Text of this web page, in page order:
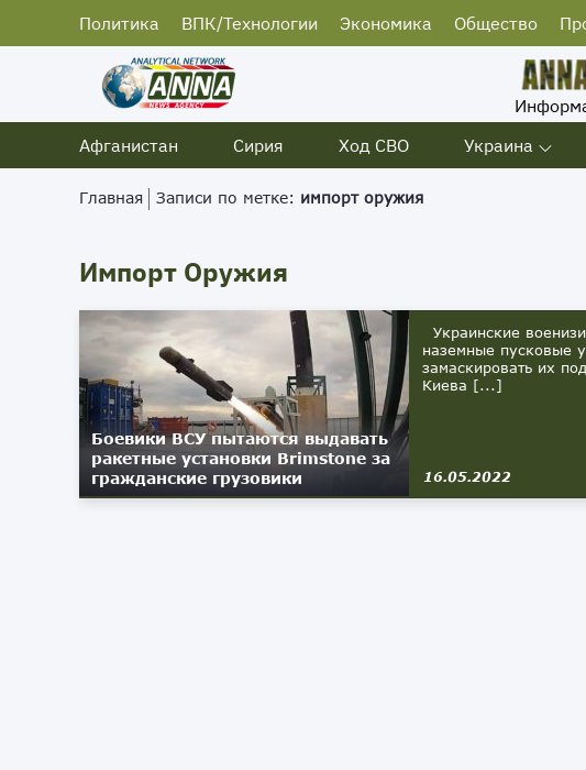
Политика ВПК/Технологии Экономика Общество
Афганистан
Сирия Ход СВО Украина
Главная Записи по метке: импорт оружия
Импорт Оружия
Боевики ВСУ пытаются выдавать
ракетные установки Brimstone за
гражданские грузовики
Украинские
наземные пусковые
замаскировать их
Киева [...]
16.05.2022